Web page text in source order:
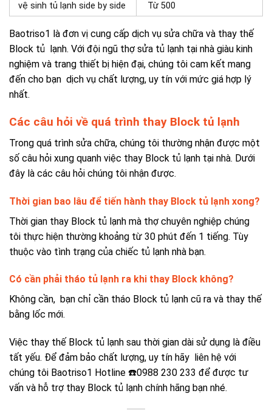
vệ sinh tủ lạnh side by side
Từ 500
Baotriso1 là đơn vị cung cấp dịch vụ sửa chữa và thay thế
Block tủ lạnh. Với đội ngũ thợ sửa tủ lạnh tại nhà giàu kinh
nghiệm và trang thiết bị hiện đại, chúng tôi cam kết mang
đến cho bạn dịch vụ chất lượng, uy tín với mức giá hợp lý
nhất.
Các câu hỏi về quá trình thay Block tủ lạnh
Trong quá trình sửa chữa, chúng tôi thường nhận được một
số câu hỏi xung quanh việc thay Block tủ lạnh tại nhà. Dưới
đây là các câu hỏi chúng tôi nhận được.
Thời gian bao lâu để tiến hành thay Block tủ lạnh xong?
Thời gian thay Block tủ lạnh mà thợ chuyên nghiệp chúng
tôi thực hiện thường khoảng từ 30 phút đến 1 tiếng. Tùy
thuộc vào tình trạng của chiếc tủ lạnh nhà bạn.
Có cần phải tháo tủ lạnh ra khi thay Block không?
Không cần, bạn chỉ cần tháo Block tủ lạnh cũ ra và thay thế
bằng lốc mới.
Việc thay thế Block tủ lạnh sau thời gian dài sử dụng là điều
tất yếu. Để đảm bảo chất lượng, uy tín hãy liên hệ với
chúng tôi Baotriso1 Hotline ☎️0988 230 233 để được tư
vấn và hỗ trợ thay Block tủ lạnh chính hãng bạn nhé.